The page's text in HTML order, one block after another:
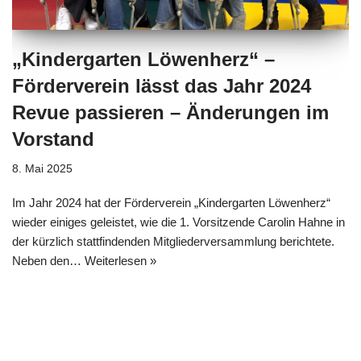
„Kindergarten Löwenherz“ –
Förderverein lässt das Jahr 2024
Revue passieren – Änderungen im
Vorstand
8. Mai 2025
Im Jahr 2024 hat der Förderverein „Kindergarten Löwenherz“
wieder einiges geleistet, wie die 1. Vorsitzende Carolin Hahne in
der kürzlich stattfindenden Mitgliederversammlung berichtete.
Neben den… Weiterlesen »